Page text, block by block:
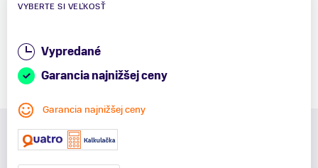
VYBERTE SI VEĽKOSŤ
Vypredané
Garancia najnižšej ceny
Garancia najnižšej ceny